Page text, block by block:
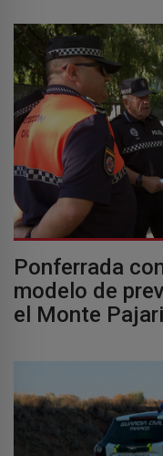
Ponferrada
modelo de
el Monte